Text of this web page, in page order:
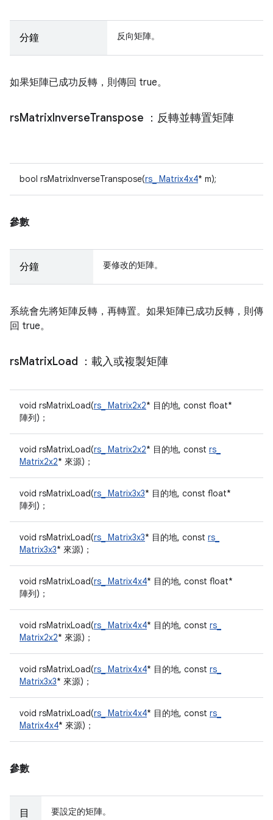
分鐘 反向矩陣。
如果矩陣已成功反轉，則傳回 true。
rsMatrix InverseTranspose ：反轉並轉置矩陣
bool rsMatrixInverseTranspose(rs_ Matrix4x4* m);
參數
分鐘 要修改的矩陣。
系統會先將矩陣反轉，再轉置。如果矩陣已成功反轉，則傳
回 true。
rsMatrixLoad ：載入或複製矩陣
void rsMatrixLoad(rs_ Matrix2x2* 目的地, const float*
陣列)；
void rsMatrixLoad(rs_ Matrix2x2* 目的地, const rs_
Matrix2x2* 來源)；
void rsMatrixLoad(rs_ Matrix3x3* 目的地, const float*
陣列)；
void rsMatrixLoad(rs_ Matrix3x3* 目的地, const rs_
Matrix3x3* 來源)；
void rsMatrixLoad(rs_ Matrix4x4* 目的地, const float*
陣列)；
void rsMatrixLoad(rs_ Matrix4x4* 目的地, const rs_
Matrix2x2* 來源)；
void rsMatrixLoad(rs_ Matrix4x4* 目的地, const rs_
Matrix3x3* 來源)；
void rsMatrixLoad(rs_ Matrix4x4* 目的地, const rs_
Matrix4x4* 來源)；
參數
目
要設定的矩陣。